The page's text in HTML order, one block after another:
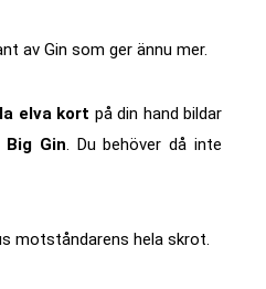
av Gin som ger ännu mer.
elva kort på din hand bildar
Big Gin. Du behöver då inte
motståndarens hela skrot.